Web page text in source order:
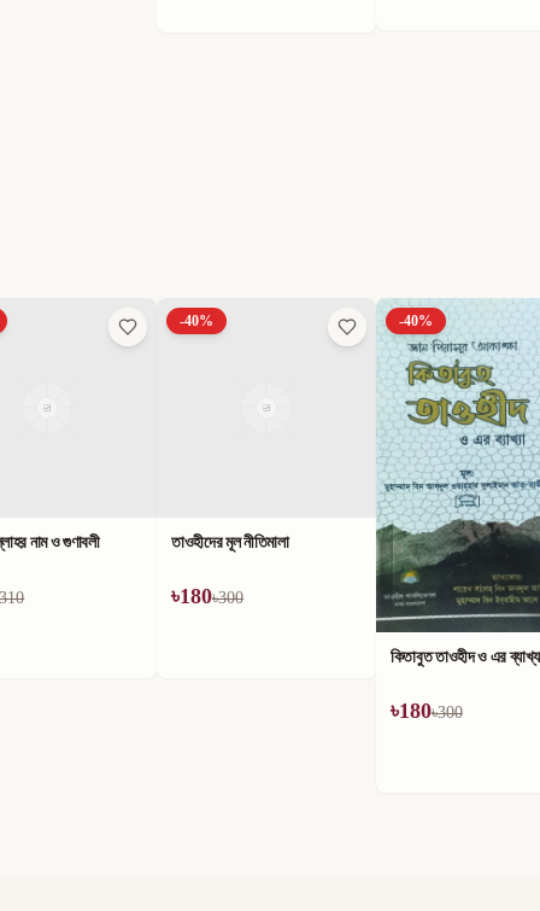
নাম ও গুণাবলী
310
-40%
তাওহীদের মূল নীতিমালা
৳180৳300
-40%
কিতাবুত তাওহীদ ও এর
৳180৳300